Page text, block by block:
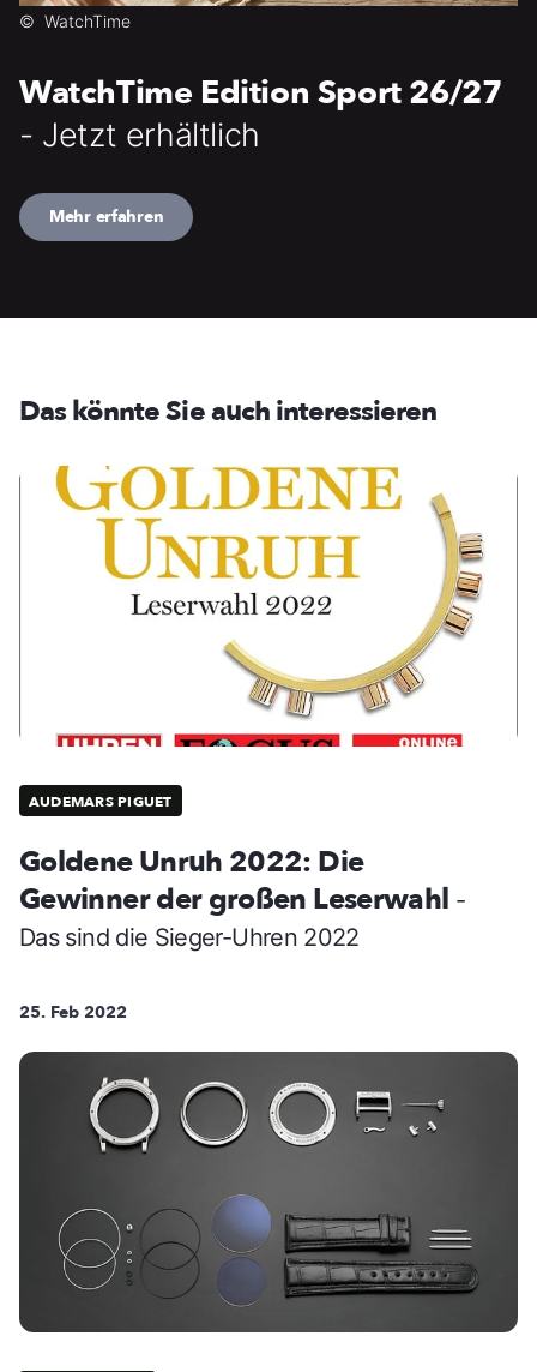
© WatchTime
WatchTime Edition Sport 26/27
- Jetzt erhältlich
Mehr erfahren
Das könnte Sie auch interessieren
AUDEMARS PIGUET
Goldene Unruh 2022: Die
Gewinner der großen Leserwahl -
Das sind die Sieger-Uhren 2022
25. Feb 2022